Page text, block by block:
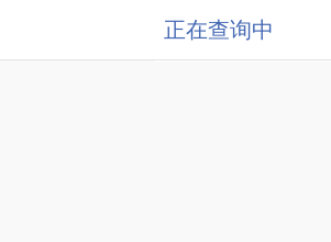
正在查询中